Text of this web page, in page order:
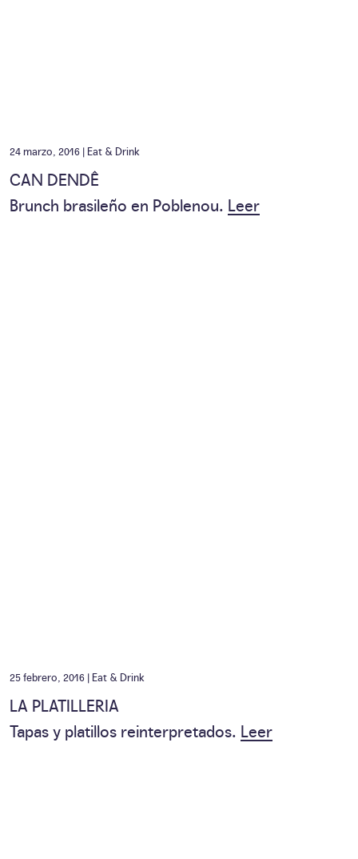
24 marzo, 2016 | Eat & Drink
CAN DENDÊ
Brunch brasileño en Poblenou. Leer
25 febrero, 2016 | Eat & Drink
LA PLATILLERIA
Tapas y platillos reinterpretados. Leer